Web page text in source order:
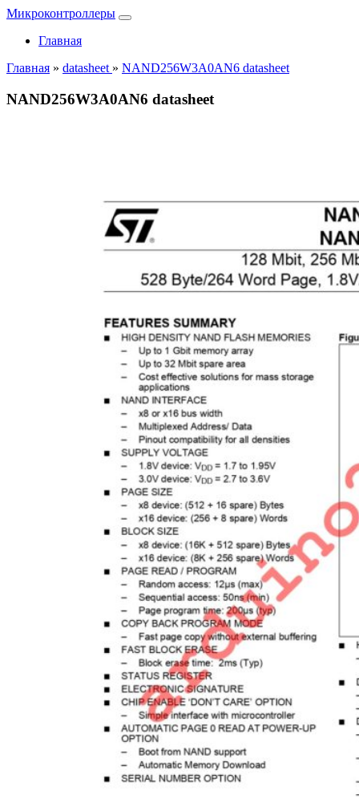
Микроконтроллеры
Главная
Главная » datasheet » NAND256W3A0AN6 datasheet
NAND256W3A0AN6 datasheet